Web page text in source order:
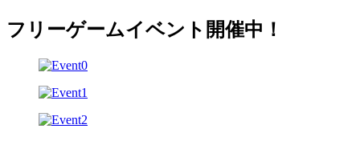
フリーゲームイベント開催中！